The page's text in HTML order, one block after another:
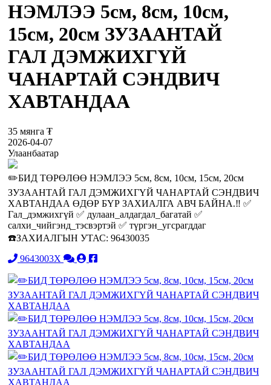
НЭМЛЭЭ 5см, 8см, 10см,
15см, 20см ЗУЗААНТАЙ
ГАЛ ДЭМЖИХГҮЙ
ЧАНАРТАЙ СЭНДВИЧ
ХАВТАНДАА
35 мянга ₮
2026-04-07
Улаанбаатар
✏️БИД ТӨРӨЛӨӨ НЭМЛЭЭ 5см, 8см, 10см, 15см, 20см
ЗУЗААНТАЙ ГАЛ ДЭМЖИХГҮЙ ЧАНАРТАЙ СЭНДВИЧ
ХАВТАНДАА ӨДӨР БҮР ЗАХИАЛГА АВЧ БАЙНА.‼️ ✅
Гал_дэмжихгүй ✅ дулаан_алдагдал_багатай ✅
салхи_чийгэнд_тэсвэртэй ✅ түргэн_угсрагддаг
☎️ЗАХИАЛГЫН УТАС: 96430035
9643003X